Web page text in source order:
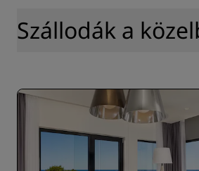
https://www.radissonhotels.com/en-
responsibility/health-safety
Szállodák a